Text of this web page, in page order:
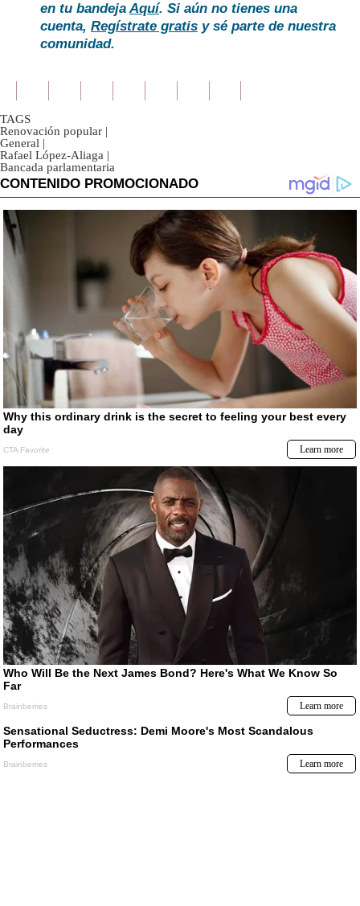
en tu bandejaAquí. Si aún no tienes una
cuenta, Regístrate gratis y sé parte de nuestra
comunidad.
TAGS
Renovación popular |
General |
Rafael López-Aliaga |
Bancada parlamentaria